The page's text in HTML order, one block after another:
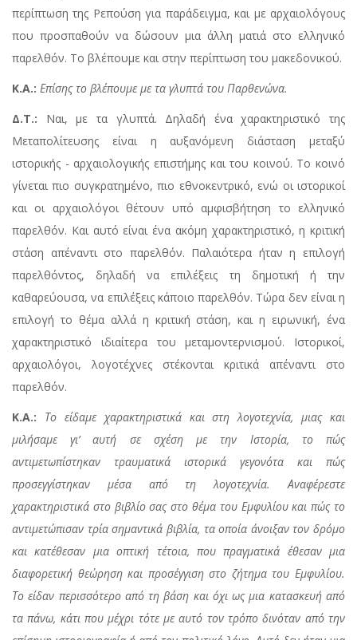
περίπτωση της Ρεπούση για παράδειγμα, και με αρχαιολόγους
που προσπαθούν να δώσουν μια άλλη ματιά στο ελληνικό
παρελθόν. Το βλέπουμε και στην περίπτωση του μακεδονικού.
Κ.Α.: Επίσης το βλέπουμε με τα γλυπτά του Παρθενώνα.
Δ.Τ.: Ναι, με τα γλυπτά. Δηλαδή ένα χαρακτηριστικό της
Μεταπολίτευσης είναι η αυξανόμενη διάσταση μεταξύ
ιστορικής - αρχαιολογικής επιστήμης και του κοινού. Το κοινό
γίνεται πιο συγκρατημένο, πιο εθνοκεντρικό, ενώ οι ιστορικοί
και οι αρχαιολόγοι θέτουν υπό αμφισβήτηση το ελληνικό
παρελθόν. Και αυτό είναι ένα ακόμη χαρακτηριστικό, η κριτική
στάση απέναντι στο παρελθόν. Παλαιότερα ήταν η επιλογή
παρελθόντος, δηλαδή να επιλέξεις τη δημοτική ή την
καθαρεύουσα, να επιλέξεις κάποιο παρελθόν. Τώρα δεν είναι η
επιλογή το θέμα αλλά η κριτική στάση, και η ειρωνική, ένα
χαρακτηριστικό ιδιαίτερα του μεταμοντερνισμού. Ιστορικοί,
αρχαιολόγοι, λογοτέχνες στέκονται κριτικά απέναντι στο
παρελθόν.
Κ.Α.:
Το είδαμε χαρακτηριστικά και στη λογοτεχνία, μιας και
μιλήσαμε γι’ αυτή σε σχέση με την Ιστορία, το πώς
αντιμετωπίστηκαν τραυματικά ιστορικά γεγονότα και πώς
προσεγγίστηκαν μέσα από τη λογοτεχνία. Αναφέρεστε
χαρακτηριστικά στο βιβλίο σας στο θέμα του Εμφυλίου και πώς το
αντιμετώπισαν τρία σημαντικά βιβλία, τα οποία άνοιξαν τον δρόμο
και κατέθεσαν μια οπτική τέτοια, που πραγματικά έθεσαν μια
διαφορετική θεώρηση και προσέγγιση στο ζήτημα του Εμφυλίου.
Το είδαν περισσότερο από τη βάση και όχι ως μια κατασκευή από
τα πάνω, κάτι που μέχρι τότε με αυτό τον τρόπο δινόταν από την